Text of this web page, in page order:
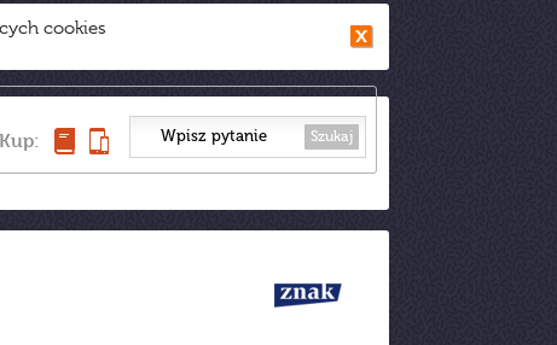
cookies
Kup: Szukaj